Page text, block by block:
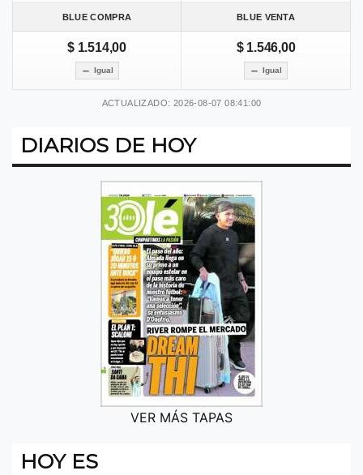
BLUE COMPRA BLUE VENTA
$ 1.514,00
Igual
$ 1.546,00
Igual
ACTUALIZADO: 2026-08-07 08:41:00
DIARIOS DE HOY
VER MÁS TAPAS
HOY ES